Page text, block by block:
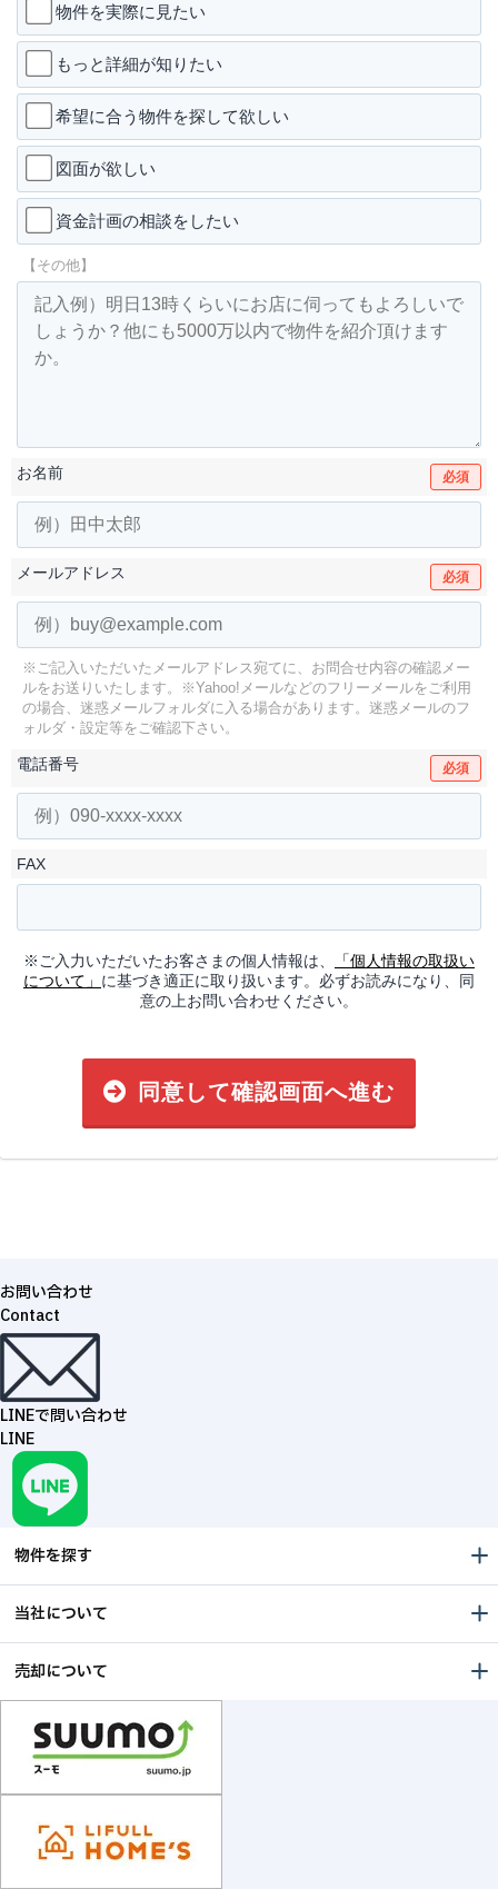
物件を実際に見たい
もっと詳細が知りたい
希望に合う物件を探して欲しい
図面が欲しい
資金計画の相談をしたい
【その他】
お名前 必須
メールアドレス 必須
※ご記入いただいたメールアドレス宛てに、お問合せ内容の確認メー
ルをお送りいたします。
※Yahoo!メールなどのフリーメールをご利用
の場合、迷惑メールフォルダに入る場合があります。 迷惑メールのフ
ォルダ・設定等をご確認下さい。
電話番号 必須
FAX
※ご入力いただいたお客さまの個人情報は、
「個人情報の取扱い
について」 に基づき適正に取り扱います。必ずお読みになり、同
意の上お問い合わせください。
同意して確認画面へ進む
お問い合わせ
Contact
LINEで問い合わせ
LINE
物件を探す
当社について
売却について